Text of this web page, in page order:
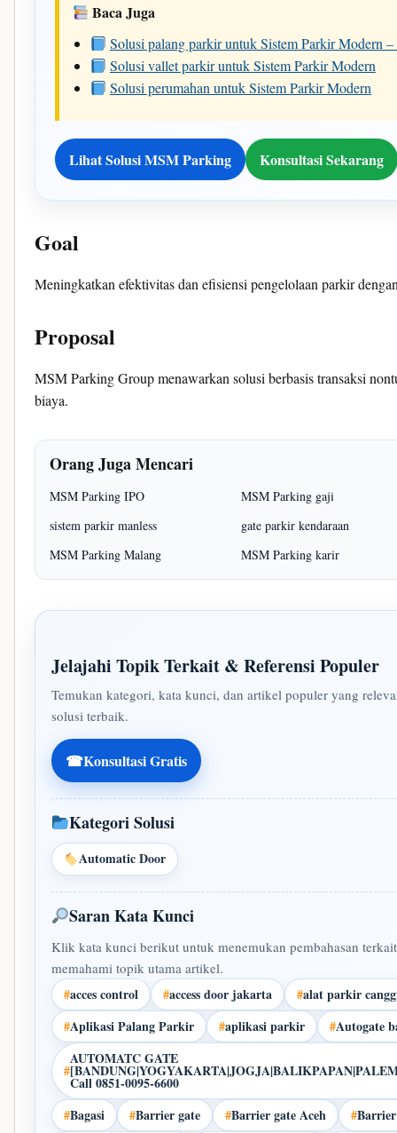
Baca Juga
Solusi palang parkir untuk Sistem Parkir Modern
Solusi vallet parkir untuk Sistem Parkir Modern
Solusi perumahan untuk Sistem Parkir Modern
Lihat Solusi MSM Parking Konsultasi Sekarang
Goal
Meningkatkan efektivitas dan efisiensi pengelolaan parkir
Proposal
MSM Parking Group menawarkan solusi berbasis transaksi
biaya.
Orang Juga Mencari
MSM Parking IPO
MSM Parking gaji
sistem parkir manless
gate parkir kendaraan
MSM Parking Malang
MSM Parking karir
Jelajahi Topik Terkait & Referensi Populer
Temukan kategori, kata kunci, dan artikel populer yang
solusi terbaik.
☎Konsultasi Gratis
Kategori Solusi
Automatic Door
Saran Kata Kunci
Klik kata kunci berikut untuk menemukan pembahasan
memahami topik utama artikel.
#acces control #access door jakarta #alat parkir
#Aplikasi Palang Parkir #aplikasi parkir #Autogate
#
AUTOMATC GATE
Call 0851-0095-6600
#Bagasi #Barrier gate #Barrier gate Aceh #